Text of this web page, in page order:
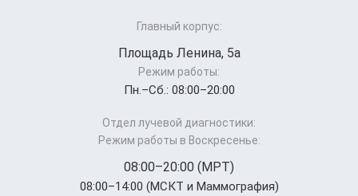
Главный корпус:
Площадь Ленина, 5а
Режим работы:
Пн.–Cб.: 08:00–20:00
Отдел лучевой диагностики:
Режим работы в Воскресенье:
08:00–20:00 (МРТ)
08:00–14:00 (МСКТ и Маммография)